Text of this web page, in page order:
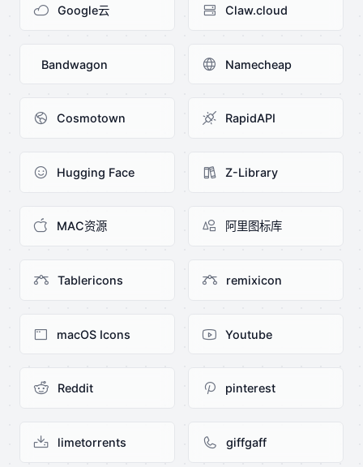
Google云 Claw.cloud
Bandwagon Namecheap
Cosmotown RapidAPI
Hugging Face Z-Library
MAC资源 阿里图标库
Tablericons remixicon
macOS Icons Youtube
Reddit pinterest
limetorrents giffgaff